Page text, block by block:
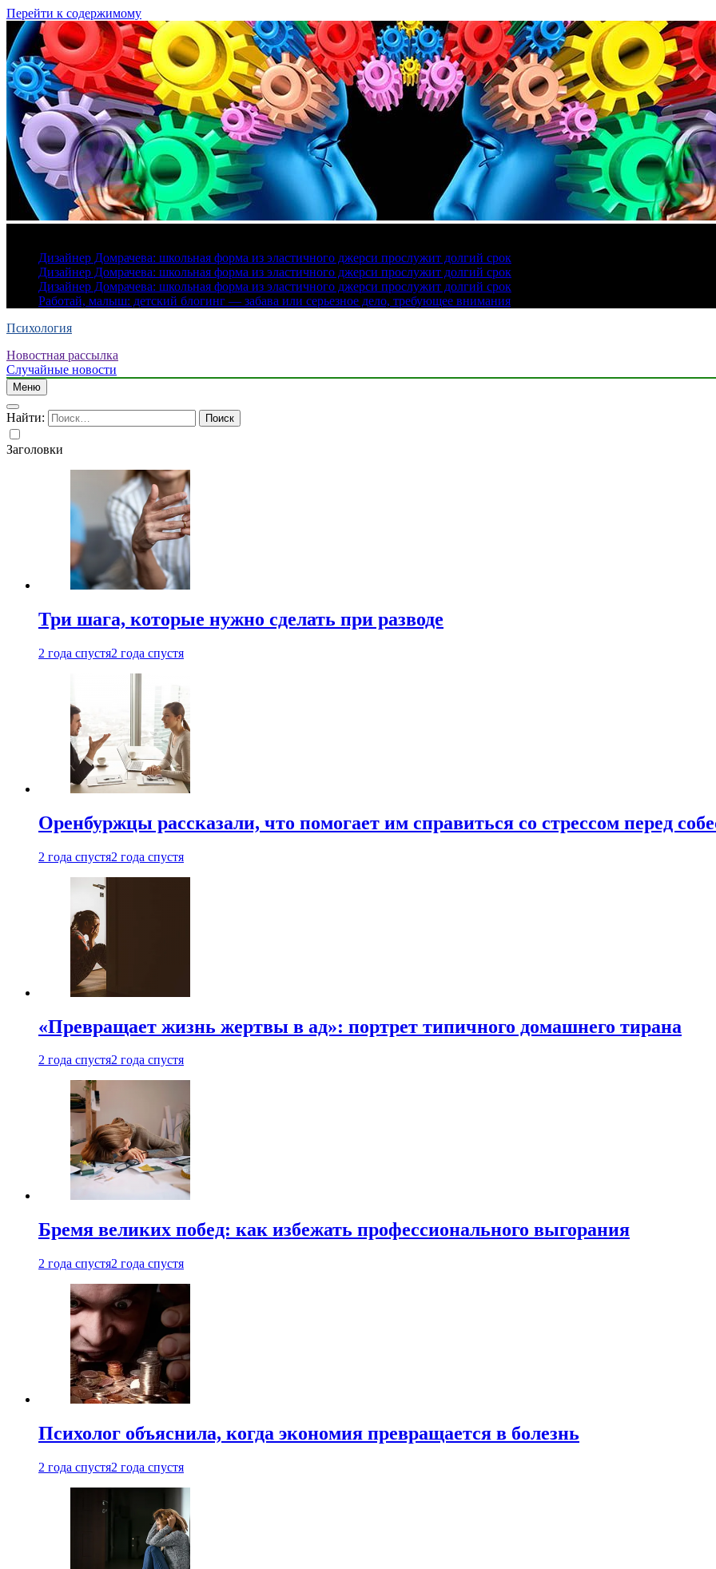
Перейти к содержимому
Дизайнер Домрачева: школьная форма из эластичного джерси прослужит долгий срок
Дизайнер Домрачева: школьная форма из эластичного джерси прослужит долгий срок
Дизайнер Домрачева: школьная форма из эластичного джерси прослужит долгий срок
Работай, малыш: детский блогинг — забава или серьезное дело, требующее внимания
Психология
Новостная рассылка
Случайные новости
Меню
Найти:
Заголовки
Три шага, которые нужно сделать при разводе
2 года спустя2 года спустя
Оренбуржцы рассказали, что помогает им справиться со стрессом перед
2 года спустя2 года спустя
«Превращает жизнь жертвы в ад»: портрет типичного домашнего тирана
2 года спустя2 года спустя
Бремя великих побед: как избежать профессионального выгорания
2 года спустя2 года спустя
Психолог объяснила, когда экономия превращается в болезнь
2 года спустя2 года спустя